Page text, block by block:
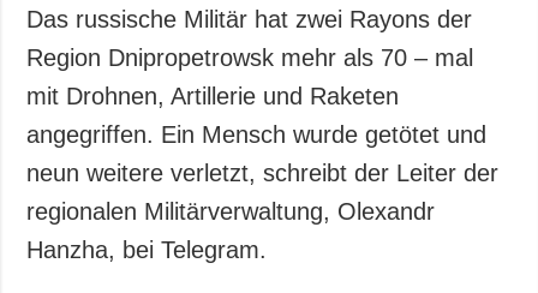
Das russische Militär hat zwei Rayons der
Region Dnipropetrowsk mehr als 70 – mal
mit Drohnen, Artillerie und Raketen
angegriffen. Ein Mensch wurde getötet und
neun weitere verletzt, schreibt der Leiter der
regionalen Militärverwaltung, Olexandr
Hanzha, bei Telegram.